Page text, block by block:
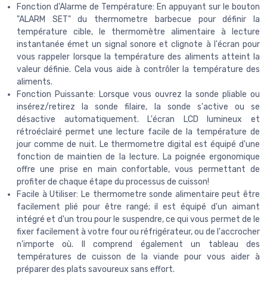
Fonction d'Alarme de Température: En appuyant sur le bouton
"ALARM SET" du thermometre barbecue pour définir la
température cible, le thermomètre alimentaire à lecture
instantanée émet un signal sonore et clignote à l'écran pour
vous rappeler lorsque la température des aliments atteint la
valeur définie. Cela vous aide à contrôler la température des
aliments.
Fonction Puissante: Lorsque vous ouvrez la sonde pliable ou
insérez/retirez la sonde filaire, la sonde s'active ou se
désactive automatiquement. L'écran LCD lumineux et
rétroéclairé permet une lecture facile de la température de
jour comme de nuit. Le thermometre digital est équipé d'une
fonction de maintien de la lecture. La poignée ergonomique
offre une prise en main confortable, vous permettant de
profiter de chaque étape du processus de cuisson!
Facile à Utiliser: Le thermometre sonde alimentaire peut être
facilement plié pour être rangé; il est équipé d'un aimant
intégré et d'un trou pour le suspendre, ce qui vous permet de le
fixer facilement à votre four ou réfrigérateur, ou de l'accrocher
n'importe où. Il comprend également un tableau des
températures de cuisson de la viande pour vous aider à
préparer des plats savoureux sans effort.